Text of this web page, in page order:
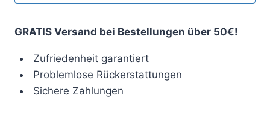
GRATIS Versand bei Bestellungen über 50€!
Zufriedenheit garantiert
Problemlose Rückerstattungen
Sichere Zahlungen